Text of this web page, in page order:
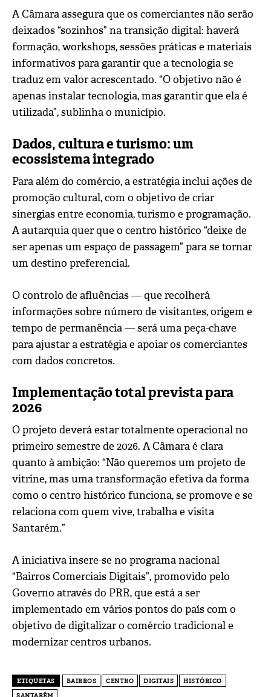
A Câmara assegura que os comerciantes não serão
deixados “sozinhos” na transição digital: haverá
formação, workshops, sessões práticas e materiais
informativos para garantir que a tecnologia se
traduz em valor acrescentado. “O objetivo não é
apenas instalar tecnologia, mas garantir que ela é
utilizada”, sublinha o município.
Dados, cultura e turismo: um
ecossistema integrado
Para além do comércio, a estratégia inclui ações de
promoção cultural, com o objetivo de criar
sinergias entre economia, turismo e programação.
A autarquia quer que o centro histórico “deixe de
ser apenas um espaço de passagem” para se tornar
um destino preferencial.
O controlo de afluências — que recolherá
informações sobre número de visitantes, origem e
tempo de permanência — será uma peça-chave
para ajustar a estratégia e apoiar os comerciantes
com dados concretos.
Implementação total prevista para
2026
O projeto deverá estar totalmente operacional no
primeiro semestre de 2026. A Câmara é clara
quanto à ambição: “Não queremos um projeto de
vitrine, mas uma transformação efetiva da forma
como o centro histórico funciona, se promove e se
relaciona com quem vive, trabalha e visita
Santarém.”
A iniciativa insere-se no programa nacional
“Bairros Comerciais Digitais”, promovido pelo
Governo através do PRR, que está a ser
implementado em vários pontos do país com o
objetivo de digitalizar o comércio tradicional e
modernizar centros urbanos.
ETIQUETAS BAIRROS CENTRO DIGITAIS
HISTÓRICO
SANTARÉM